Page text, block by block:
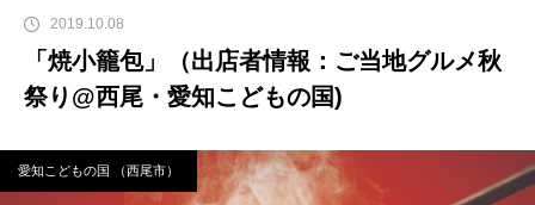
2019.10.08
「焼小籠包」（出店者情報：ご当地グルメ秋
祭り@西尾・愛知こどもの国)
愛知こどもの国 （西尾市）